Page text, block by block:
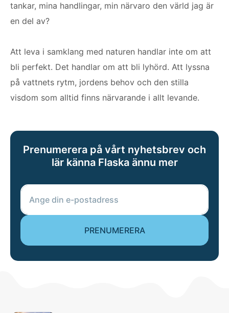
tankar, mina handlingar, min närvaro den värld jag är
en del av?
Att leva i samklang med naturen handlar inte om att
bli perfekt. Det handlar om att bli lyhörd. Att lyssna
på vattnets rytm, jordens behov och den stilla
visdom som alltid finns närvarande i allt levande.
Prenumerera på vårt nyhetsbrev och
lär känna Flaska ännu mer
PRENUMERERA